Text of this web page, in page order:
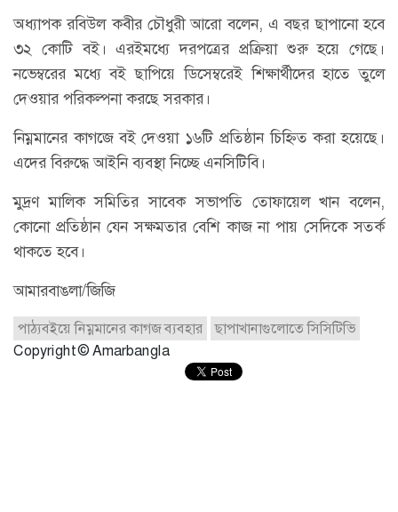
অধ্যাপক রবিউল কবীর চৌধুরী আরো বলেন, এ বছর ছাপানো হবে
৩২ কোটি বই। এরইমধ্যে দরপত্রের প্রক্রিয়া শুরু হয়ে গেছে।
নভেম্বরের মধ্যে বই ছাপিয়ে ডিসেম্বরেই শিক্ষার্থীদের হাতে তুলে
দেওয়ার পরিকল্পনা করছে সরকার।
নিম্নমানের কাগজে বই দেওয়া ১৬টি প্রতিষ্ঠান চিহ্নিত করা হয়েছে।
এদের বিরুদ্ধে আইনি ব্যবস্থা নিচ্ছে এনসিটিবি।
মুদ্রণ মালিক সমিতির সাবেক সভাপতি তোফায়েল খান বলেন,
কোনো প্রতিষ্ঠান যেন সক্ষমতার বেশি কাজ না পায় সেদিকে সতর্ক
থাকতে হবে।
আমারবাঙলা/জিজি
পাঠ্যবইয়ে নিম্নমানের কাগজ ব্যবহার
ছাপাখানাগুলোতে সিসিটিভি
Copyright © Amarbangla